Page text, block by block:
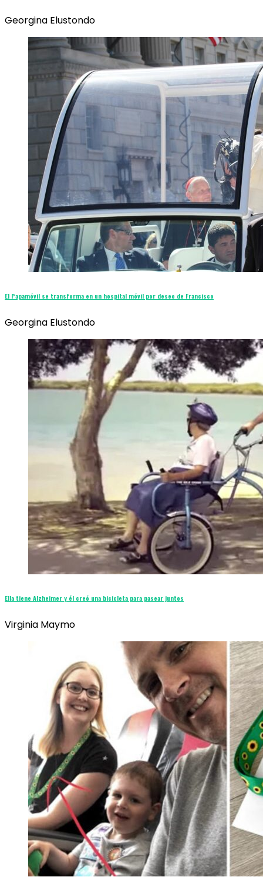
Georgina Elustondo
El Papamóvil se transforma en un hospital móvil por deseo de Francisco
Georgina Elustondo
Ella tiene Alzheimer y él creó una bicicleta para pasear juntos
Virginia Maymo